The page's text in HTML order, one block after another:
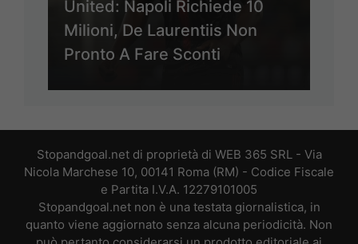
United: Napoli Richiede 10
Milioni, De Laurentiis Non
Pronto A Fare Sconti
Stopandgoal.net di proprietà di WEB 365 SRL - Via
Nicola Marchese 10, 00141 Roma (RM) - Codice Fiscale
e Partita I.V.A. 12279101005
Stopandgoal.net non è una testata giornalistica, in
quanto viene aggiornato senza alcuna periodicità. Non